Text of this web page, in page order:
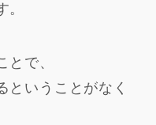
とで、
ということがなく